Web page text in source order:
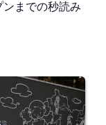
までの秒読み